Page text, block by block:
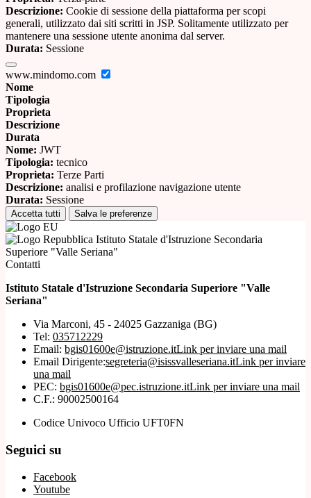
Descrizione: Cookie di sessione della piattaforma per scopi
generali, utilizzato dai siti scritti in JSP. Solitamente utilizzato per
mantenere una sessione utente anonima dal server.
Durata: Sessione
www.mindomo.com
Nome
Tipologia
Proprieta
Descrizione
Durata
Nome: JWT
Tipologia: tecnico
Proprieta: Terze Parti
Descrizione: analisi e profilazione navigazione utente
Durata: Sessione
Accetta tutti Salva le preferenze
Istituto Statale d'Istruzione Secondaria
Superiore "Valle Seriana"
Contatti
Istituto Statale d'Istruzione Secondaria Superiore "Valle
Seriana"
Via Marconi, 45 - 24025 Gazzaniga (BG)
Tel: 035712229
Email: bgis01600e@istruzione.itLink per inviare una mail
Email Dirigente:segreteria@isissvalleseriana.itLink per inviare
una mail
PEC: bgis01600e@pec.istruzione.itLink per inviare una mail
C.F.: 90002500164
Codice Univoco Ufficio UFT0FN
Seguici su
Facebook
Youtube